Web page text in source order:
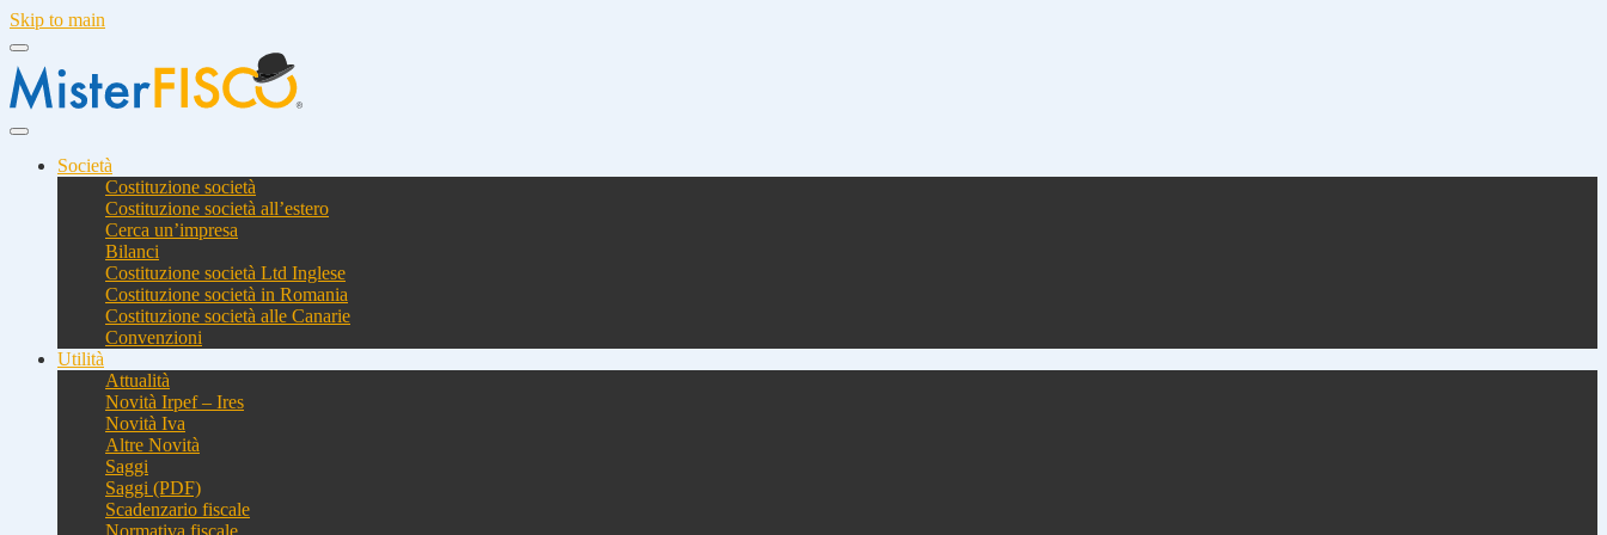
Skip to main
Società
Costituzione società
Costituzione società all’estero
Cerca un’impresa
Bilanci
Costituzione società Ltd Inglese
Costituzione società in Romania
Costituzione società alle Canarie
Convenzioni
Utilità
Attualità
Novità Irpef – Ires
Novità Iva
Altre Novità
Saggi
Saggi (PDF)
Scadenzario fiscale
Normativa fiscale